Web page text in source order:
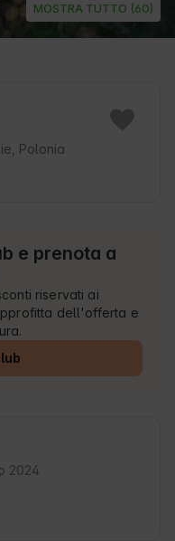
MOSTRA TUTTO (60)
Polonia
e prenota a
riservati ai
dell'offerta e
2024